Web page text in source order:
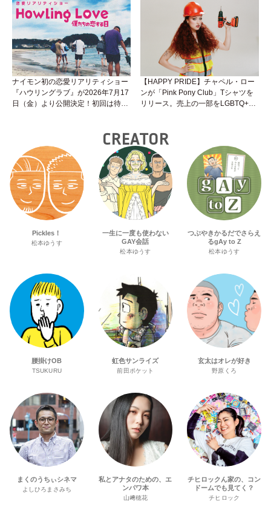
性トーク～聞きにくいことは小堀先
生に聞けばイイ！（Vol.25）
ナイモン初の恋愛リアリティショー
『ハウリングラブ』が2026年7月17
日（金）より公開決定！初回は待望
【HAPPY PRIDE】チャペル・ロー
ンが「Pink Pony Club」Tシャツを
リリース。売上の一部をLGBTQ+＆
CREATOR
Pickles！
松本ゆうす
一生に一度も使わない
GAY会話
松本ゆうす
つぶやきかるだでさらえ
るgAy to Z
松本ゆうす
腰掛けOB
TSUKURU
虹色サンライズ
前田ポケット
玄太はオレが好き
野原くろ
まくのうちぃシネマ
よしひろまさみち
私とアナタのための、エ
ンパワ本
山﨑穂花
チヒロックん家の、コン
ドームでも見てく？
チヒロック